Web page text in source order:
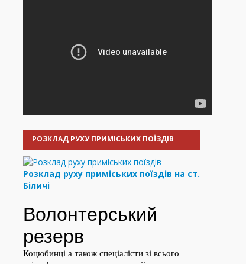
РОЗКЛАД РУХУ ПРИМІСЬКИХ ПОЇЗДІВ
Розклад руху приміських поїздів на ст.
Біличі